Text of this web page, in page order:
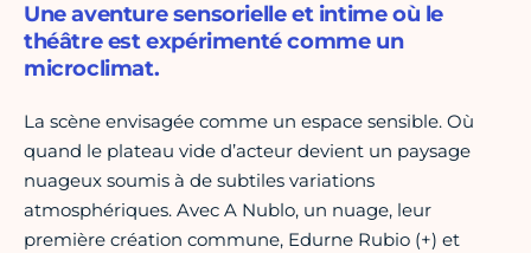
Une aventure sensorielle et intime où le
théâtre est expérimenté comme un
microclimat.
La scène envisagée comme un espace sensible. Où
quand le plateau vide d’acteur devient un paysage
nuageux soumis à de subtiles variations
atmosphériques. Avec A Nublo, un nuage, leur
première création commune, Edurne Rubio (+) et